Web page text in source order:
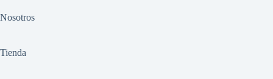
Nosotros
Tienda